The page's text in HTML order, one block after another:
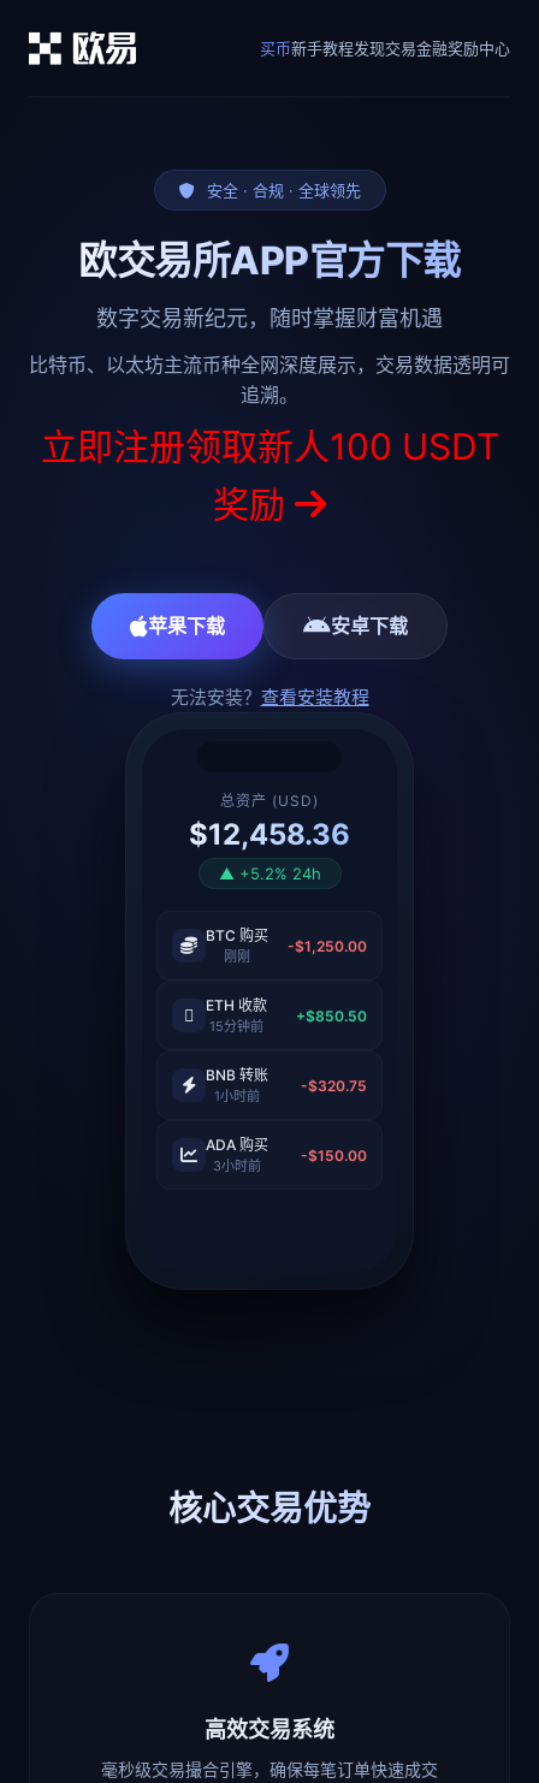
买币新手教程发现交易金融奖励中心
安全 · 合规 · 全球领先
欧交易所APP官方下载
数字交易新纪元，随时掌握财富机遇
比特币、以太坊主流币种全网深度展示，交易数据透明可
追溯。
立即注册领取新人100 USDT
奖励
苹果下载 安卓下载
无法安装？ 查看安装教程
总资产 (USD)
$12,458.36
▲ +5.2% 24h
BTC 购买
刚刚
-$1,250.00
ETH 收款
15分钟前
+$850.50
BNB 转账
1小时前
-$320.75
ADA 购买
3小时前
-$150.00
核心交易优势
高效交易系统
毫秒级交易撮合引擎，确保每笔订单快速成交